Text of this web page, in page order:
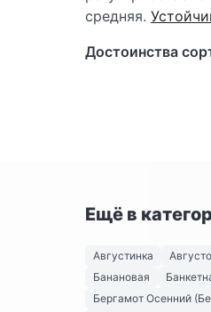
средняя.
Достоинства
Ещё в
Августинка
Банановая
Бергамот Осенний